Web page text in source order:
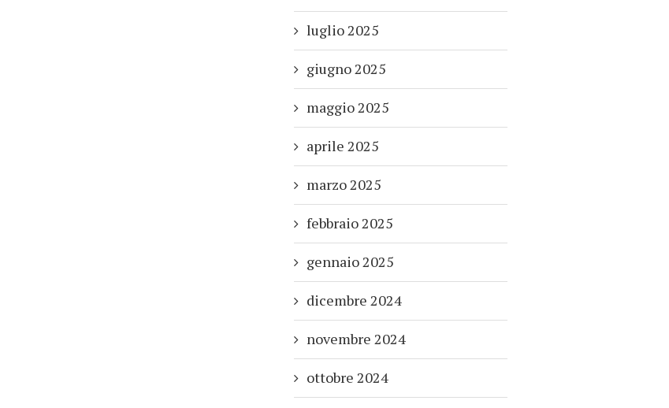
luglio 2025
giugno 2025
maggio 2025
aprile 2025
marzo 2025
febbraio 2025
gennaio 2025
dicembre 2024
novembre 2024
ottobre 2024